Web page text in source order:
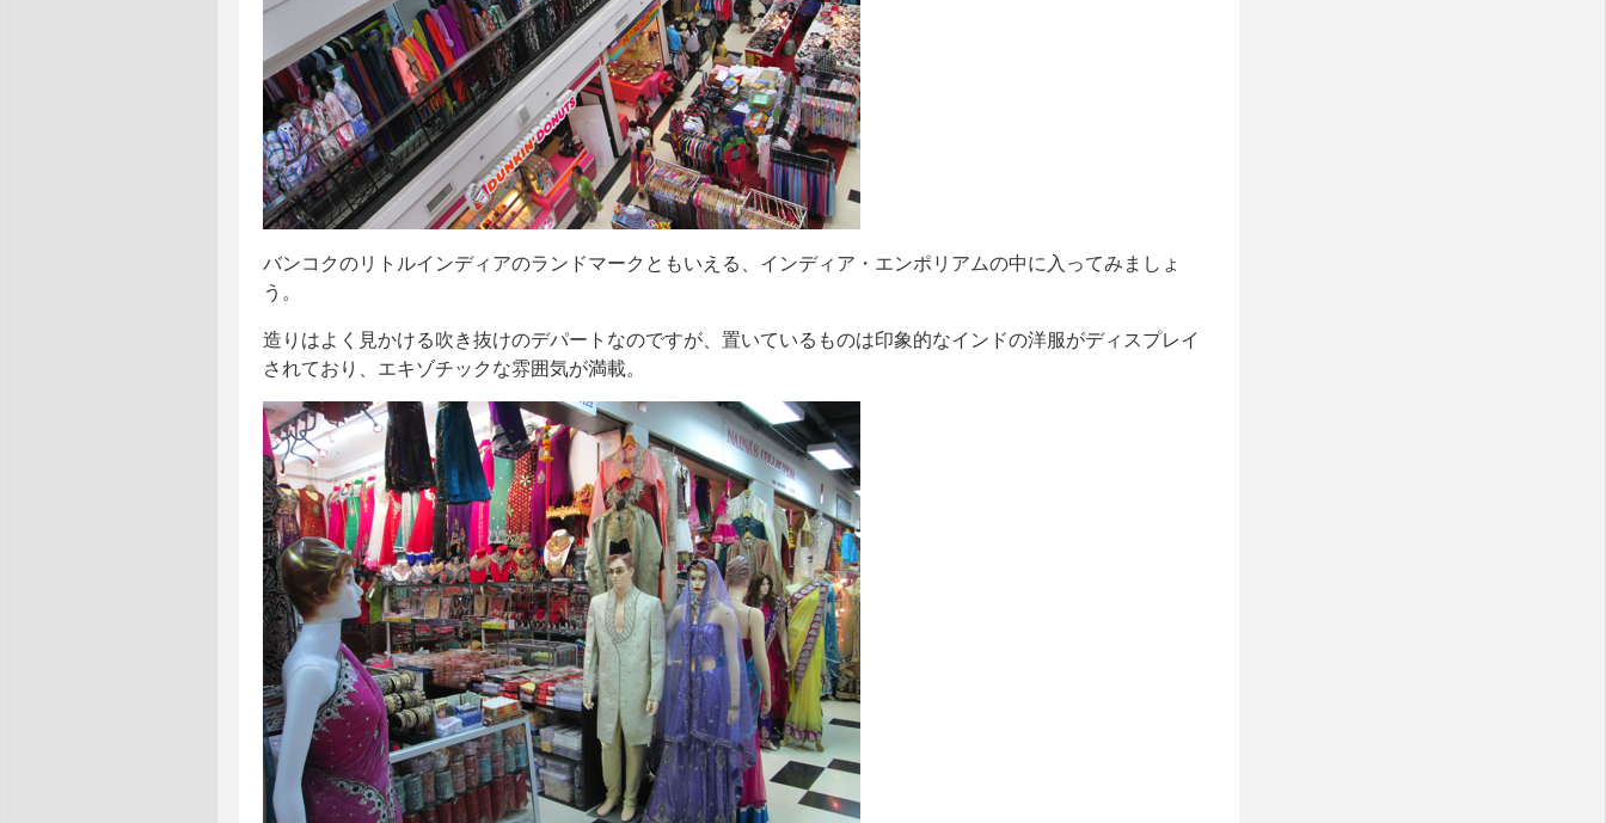
バンコクのリトルインディアのランドマークともいえる、インディア・エンポリアムの中に入ってみましょ
う。
造りはよく見かける吹き抜けのデパートなのですが、置いているものは印象的なインドの洋服がディスプレイ
されており、エキゾチックな雰囲気が満載。